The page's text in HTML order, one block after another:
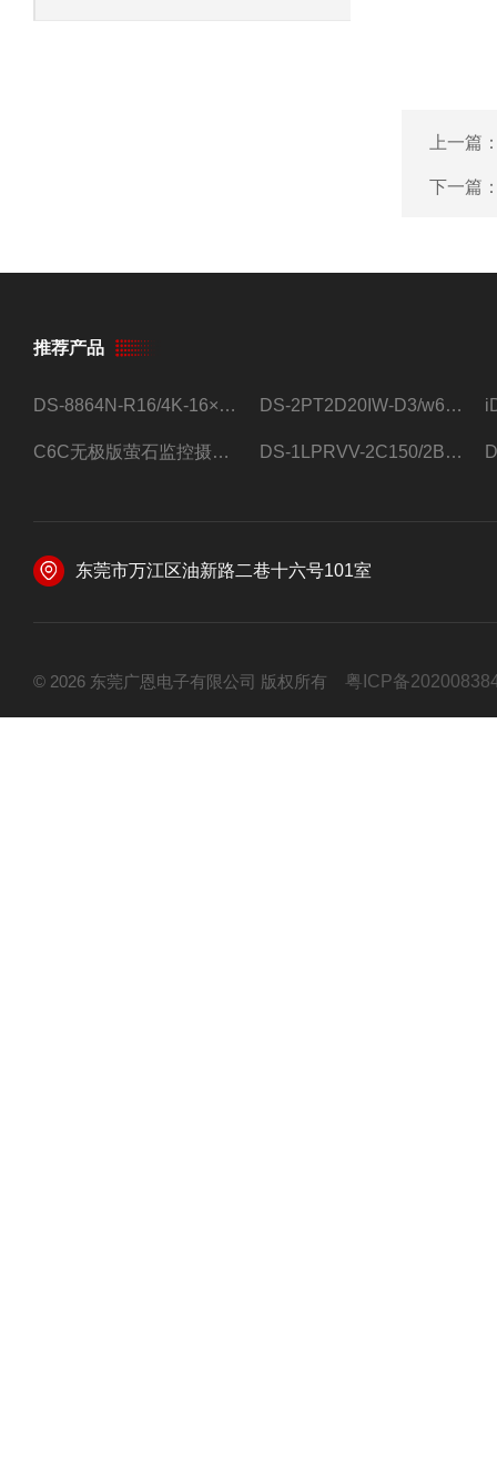
上一篇
下一篇
推荐产品
DS-8864N-R16/4K-16×4T/希捷16盘位录像机 DS-2PT2D20IW-D3/w64路高清硬盘录像机
C6C无极版萤石监控摄像头 DS-1LPRVV-2C150/2B监控室外夜视高清电源线护套线200米/卷
东莞市万江区油新路二巷十六号101室
© 2026 东莞广恩电子有限公司 版权所有 粤ICP备